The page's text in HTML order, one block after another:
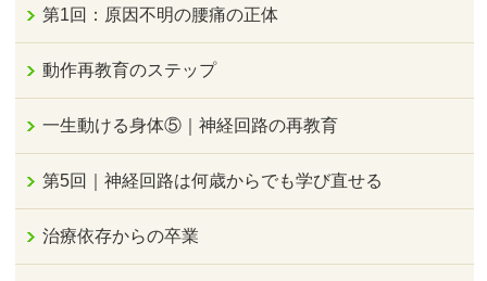
第1回：原因不明の腰痛の正体
動作再教育のステップ
一生動ける身体⑤｜神経回路の再教育
第5回｜神経回路は何歳からでも学び直せる
治療依存からの卒業